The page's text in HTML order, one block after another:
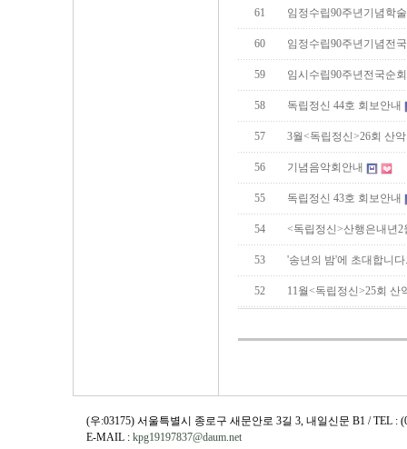
61 임정수립90주년기념학
60 임정수립90주년기념전
59 임시수립90주년전국순
58 독립정신 44호 회보안내
57 3월<독립정신>26회 산
56 기념음악회안내
55 독립정신 43호 회보안내
54 <독립정신>산행은내년
53 '송년의 밤'에 초대합니다.
52 11월<독립정신>25회 산
(우:03175) 서울특별시 종로구 새문안로 3길 3, 내일신문 B1 / TEL :
E-MAIL : kpg19197837@daum.net